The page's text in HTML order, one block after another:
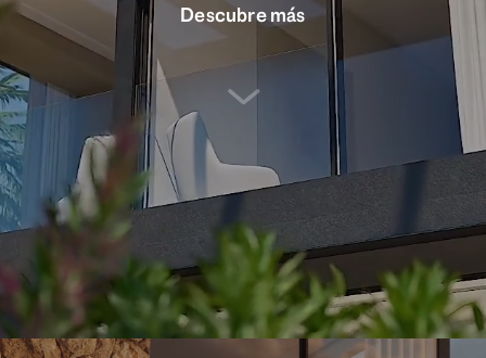
Descubre más